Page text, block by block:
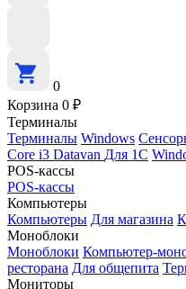
0
Корзина 0 ₽
Терминалы
Терминалы Windows
Core i3 Datavan Для 1С
POS-кассы
POS-кассы
Компьютеры
Компьютеры Для магазина
Моноблоки
Моноблоки Компьютер-
ресторана Для общепита
Мониторы